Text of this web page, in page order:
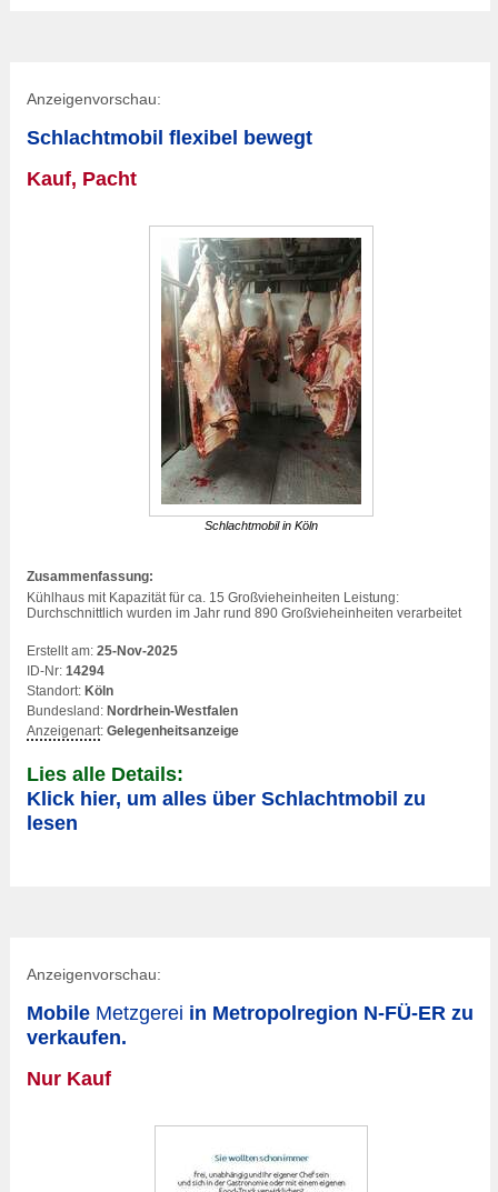
Anzeigenvorschau:
Schlachtmobil flexibel bewegt
Kauf, Pacht
Schlachtmobil in Köln
Zusammenfassung:
Kühlhaus mit Kapazität für ca. 15 Großvieheinheiten Leistung:
Durchschnittlich wurden im Jahr rund 890 Großvieheinheiten verarbeitet
Erstellt am: 25-Nov-2025
ID-Nr: 14294
Standort: Köln
Bundesland: Nordrhein-Westfalen
Anzeigenart: Gelegenheitsanzeige
Lies alle Details:
Klick hier, um alles über Schlachtmobil zu
lesen
Anzeigenvorschau:
Mobile Metzgerei in Metropolregion N-FÜ-ER zu
verkaufen.
Nur Kauf